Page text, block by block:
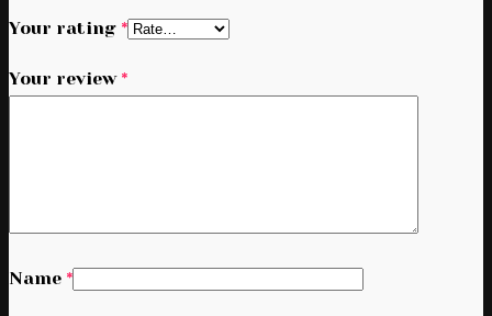
Your rating *
Your review *
Name *